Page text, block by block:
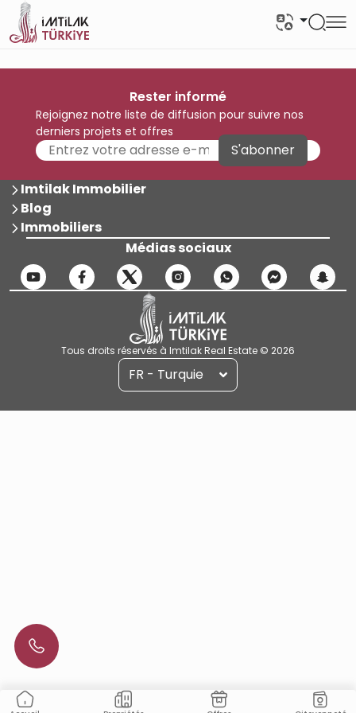
Rester informé
Rejoignez notre liste de diffusion pour suivre nos
derniers projets et offres
S'abonner
Imtilak Immobilier
Blog
Immobiliers
Médias sociaux
Tous droits réservés à Imtilak Real Estate © 2026
FR - Turquie